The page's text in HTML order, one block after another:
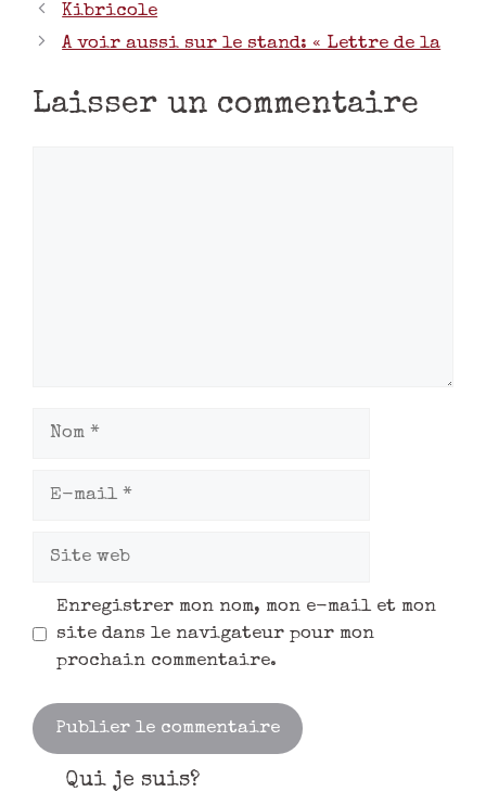
Kibricole
A voir aussi sur le stand: « Lettre de la
Laisser un commentaire
Enregistrer mon nom, mon e-mail et mon
site dans le navigateur pour mon
prochain commentaire.
Qui je suis?